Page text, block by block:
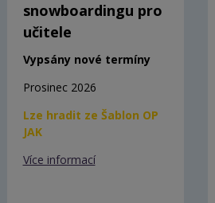
snowboardingu pro
učitele
Vypsány nové termíny
Prosinec 2026
Lze hradit ze Šablon OP
JAK
Více informací